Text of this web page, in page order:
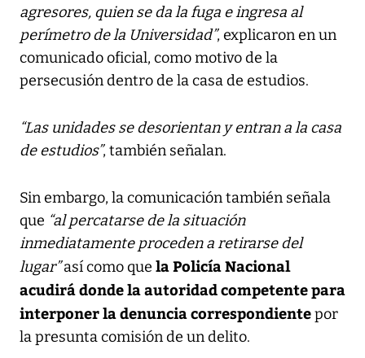
agresores, quien se da la fuga e ingresa al
perímetro de la Universidad”, explicaron en un
comunicado oficial, como motivo de la
persecusión dentro de la casa de estudios.
“Las unidades se desorientan y entran a la casa
de estudios”, también señalan.
Sin embargo, la comunicación también señala
que “al percatarse de la situación
inmediatamente proceden a retirarse del
lugar”así como que la Policía Nacional
acudirá donde la autoridad competente para
interponer la denuncia correspondientepor
la presunta comisión de un delito.